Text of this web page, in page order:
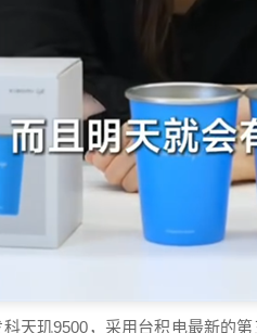
天玑9500，采用台积电最新的